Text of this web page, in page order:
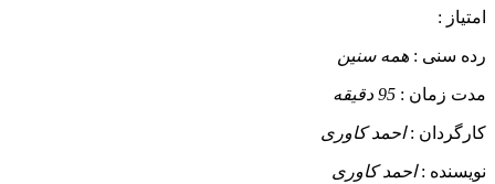
امتیاز :
رده سنی : همه سنین
مدت زمان : 95 دقیقه
کارگردان :احمد کاوری
نویسنده :احمد کاوری